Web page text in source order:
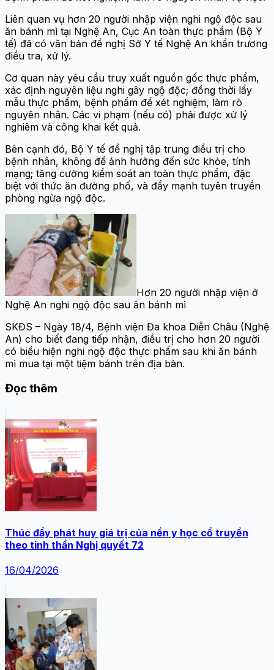
Liên quan vụ hơn 20 người nhập viện nghi ngộ độc sau
ăn bánh mì tại Nghệ An, Cục An toàn thực phẩm (Bộ Y
tế) đã có văn bản đề nghị Sở Y tế Nghệ An khẩn trương
điều tra, xử lý.
Cơ quan này yêu cầu truy xuất nguồn gốc thực phẩm,
xác định nguyên liệu nghi gây ngộ độc; đồng thời lấy
mẫu thực phẩm, bệnh phẩm để xét nghiệm, làm rõ
nguyên nhân. Các vi phạm (nếu có) phải được xử lý
nghiêm và công khai kết quả.
Bên cạnh đó, Bộ Y tế đề nghị tập trung điều trị cho
bệnh nhân, không để ảnh hưởng đến sức khỏe, tính
mạng; tăng cường kiểm soát an toàn thực phẩm, đặc
biệt với thức ăn đường phố, và đẩy mạnh tuyên truyền
phòng ngừa ngộ độc.
Hơn 20 người nhập viện ở
Nghệ An nghi ngộ độc sau ăn bánh mì
SKĐS – Ngày 18/4, Bệnh viện Đa khoa Diễn Châu (Nghệ
An) cho biết đang tiếp nhận, điều trị cho hơn 20 người
có biểu hiện nghi ngộ độc thực phẩm sau khi ăn bánh
mì mua tại một tiệm bánh trên địa bàn.
Đọc thêm
Thúc đẩy phát huy giá trị của nền y học cổ truyền
theo tinh thần Nghị quyết 72
16/04/2026